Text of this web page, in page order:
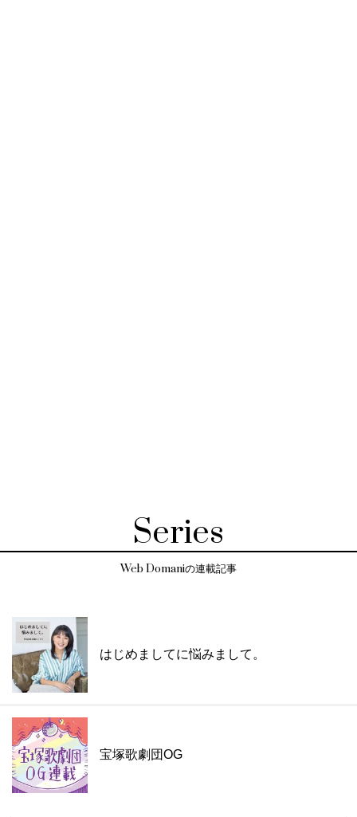
Series
Web Domaniの連載記事
はじめましてに悩みまして。
宝塚歌劇団OG